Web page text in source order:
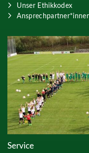
Unser Ethikkodex
Service